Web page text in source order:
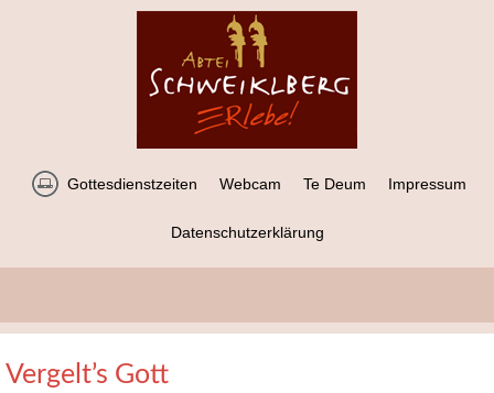
Gottesdienstzeiten Webcam Te Deum Impressum
Datenschutzerklärung
Vergelt’s Gott